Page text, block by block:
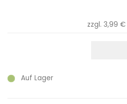
zzgl. 3,99 €
Auf Lager